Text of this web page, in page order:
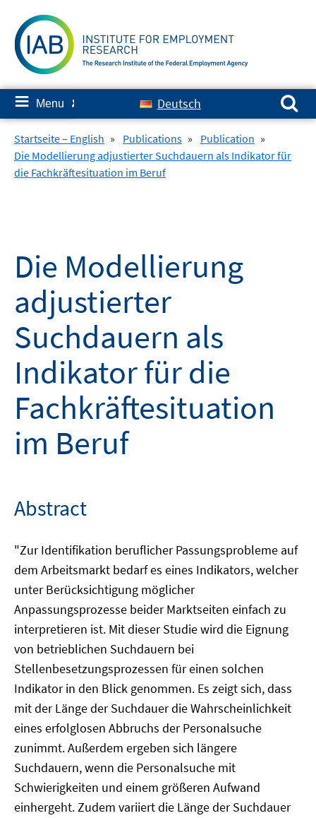
content
≡ Menu ✘ Deutsch
Search for:
Startseite – English » Publications » Publication »
Die Modellierung adjustierter Suchdauern als Indikator für
die Fachkräftesituation im Beruf
Die Modellierung
adjustierter
Suchdauern als
Indikator für die
Fachkräftesituation
im Beruf
Abstract
"Zur Identifikation beruflicher Passungsprobleme auf
dem Arbeitsmarkt bedarf es eines Indikators, welcher
unter Berücksichtigung möglicher
Anpassungsprozesse beider Marktseiten einfach zu
interpretieren ist. Mit dieser Studie wird die Eignung
von betrieblichen Suchdauern bei
Stellenbesetzungsprozessen für einen solchen
Indikator in den Blick genommen. Es zeigt sich, dass
mit der Länge der Suchdauer die Wahrscheinlichkeit
eines erfolglosen Abbruchs der Personalsuche
zunimmt. Außerdem ergeben sich längere
Suchdauern, wenn die Personalsuche mit
Schwierigkeiten und einem größeren Aufwand
einhergeht. Zudem variiert die Länge der Suchdauer